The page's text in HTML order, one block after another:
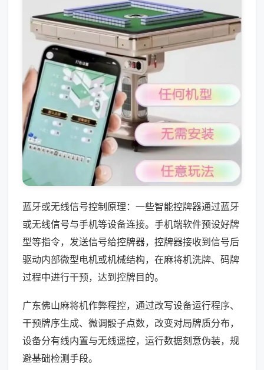
蓝牙或无线信号控制原理：一些智能控牌器通过蓝牙
或无线信号与手机等设备连接。手机端软件预设好牌
型等指令，发送信号给控牌器，控牌器接收到信号后
驱动内部微型电机或机械结构，在麻将机洗牌、码牌
过程中进行干预，达到控牌目的。
广东佛山麻将机作弊程控，通过改写设备运行程序、
干预牌序生成、微调骰子点数，改变对局牌质分布，
设备分有线内置与无线遥控，运行数据刻意伪装，规
避基础检测手段。